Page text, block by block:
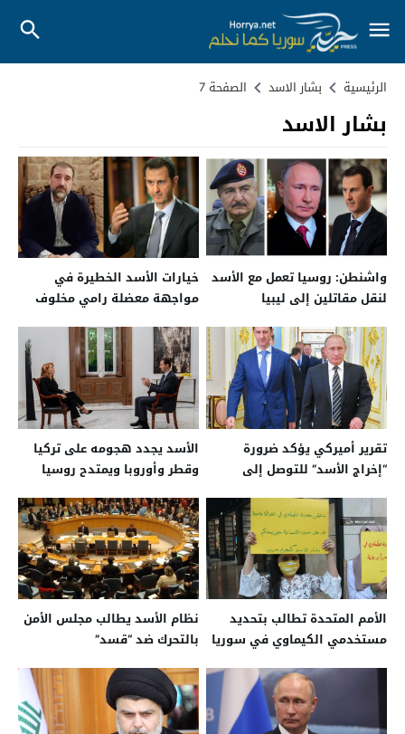
الرئيسية بشار الاسد الصفحة 7
بشار الاسد
واشنطن: روسيا تعمل مع الأسد
لنقل مقاتلين إلى ليبيا
خيارات الأسد الخطيرة في
مواجهة معضلة رامي مخلوف
تقرير أميركي يؤكد ضرورة
“إخراج الأسد” للتوصل إلى
الأسد يجدد هجومه على تركيا
وقطر وأوروبا ويمتدح روسيا
الأمم المتحدة تطالب بتحديد
مستخدمي الكيماوي في سوريا
نظام الأسد يطالب مجلس الأمن
بالتحرك ضد “قسد”